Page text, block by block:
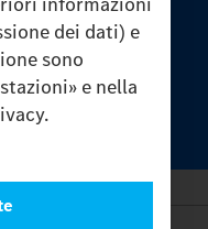
dei dati) e
sono
e nella